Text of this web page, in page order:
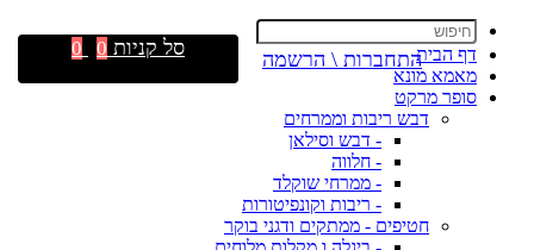
דף הבית
מאמא מונא
סופר מרקט
דבש ריבות וממרחים
- דבש וסילאן
- חלווה
- ממרחי שוקלד
- ריבות וקונפיטורות
חטיפים - ממתקים ודגני בוקר
התחברות \ הרשמה סל קניות 0
0